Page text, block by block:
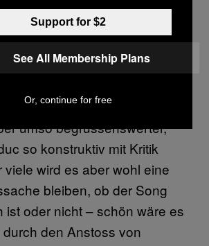
sich professionelle Hilfe
dem Sinne ‘144 heimer
SVP muss man also auch
Sexismus und Musik reden.
umso begrüssenswerter,
so konstruktiv mit Kritik
viele wird es aber wohl eine
bleiben, ob der Song
ist oder nicht – schön wäre es
den Anstoss von
Support for $2
See All Membership Plans
Or, continue for free